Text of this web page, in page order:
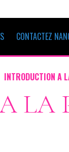
CONTACTEZ
INTRODUCTION A
LA